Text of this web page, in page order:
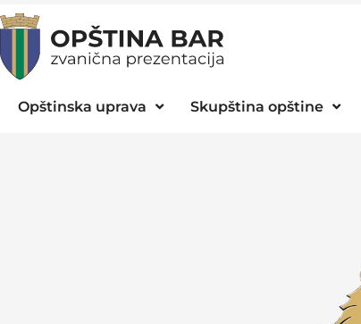
Opštinska uprava Skupština opštine